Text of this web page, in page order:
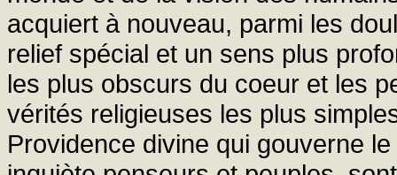
acquiert à nouveau, parmi les
relief spécial et un sens plus
les plus obscurs du coeur et les
vérités religieuses les plus
Providence divine qui gouverne